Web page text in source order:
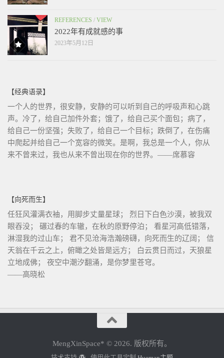
REFERENCES / VIEW
2022年有成就感的事
2023年5月12日
【经典语录】
一个人的世界，很安静，安静的可以听到自己的呼吸声和心跳
声。冷了，给自己加件外套；饿了，给自己买个面包；病了，
给自己一份坚强；失败了，给自己一个目标；跌倒了，在伤痛
中爬起并给自己一个宽容的微笑。是啊，我总是一个人，你从
来不曾来过，我也从来不曾出现在你的世界。——席慕容
【向死而生】
任狂风灌满衣袖，用脚步丈量星球； 烈日下白色沙漠，被我双
眼吞没； 碾过春的车辙，在秋的原野停泊； 看星河高低错落，
淋湿我的过山车； 君不见沧海浩瀚磅礴，向死而生的辽阔； 信
天翁在千云之上，俯瞰之处皆是远方； 白云贯日而过，天狼星
立地成佛； 夜空中潮汐翻涌，是你梦里苍穹。
——高晓松
MengXinSpace* © 2026. 版权所有。